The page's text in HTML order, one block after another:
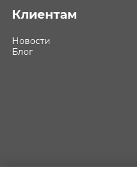
Клиентам
Новости
Блог